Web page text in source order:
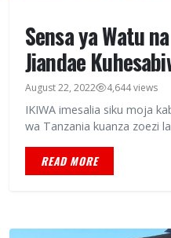
Sensa ya Watu
Jiandae
August 22, 2022 4,644 views
IKIWA imesalia siku moja
wa Tanzania kuanza zoezi
READ MORE